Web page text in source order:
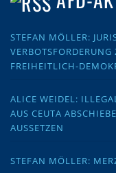
STEFAN MÖLLER:
FREIHEITLICH-
ALICE WEIDEL:
AUS CEUTA
AUSSETZEN
STEFAN MÖLLER: